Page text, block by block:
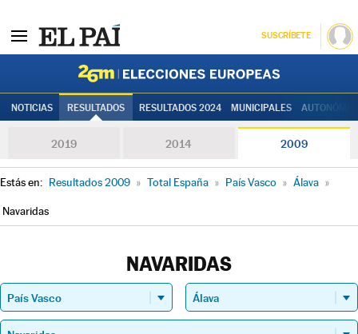
SUSCRÍBETE
NOTICIAS RESULTADOS RESULTADOS 2024 MUNICIPALES
2019 2014 2009
Estás en: Resultados 2009 » Total España » País Vasco » Álava »
Navaridas
NAVARIDAS